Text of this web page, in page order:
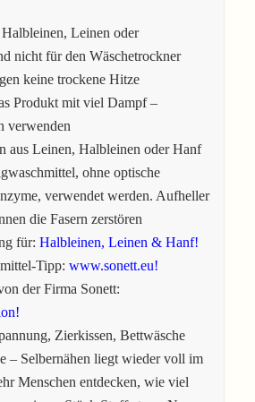
Leinen oder
nicht für den Wäschetrockner
keine trockene Hitze
Produkt mit viel Dampf –
verwenden
aus Leinen, Halbleinen oder Hanf
ohne optische
verwendet werden. Aufheller
die Fasern zerstören
für: Halbleinen, Leinen & Hanf!
Tipp: www.sonett.eu!
der Firma Sonett:
Zierkissen, Bettwäsche
– Selbernähen liegt wieder voll im
Menschen entdecken, wie viel